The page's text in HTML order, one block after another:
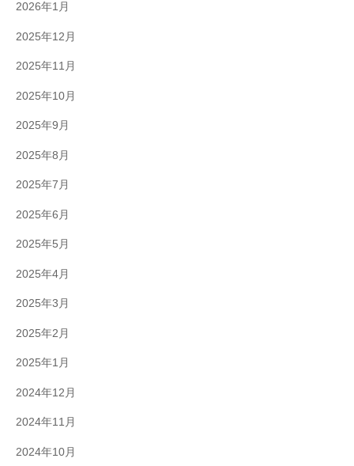
2026年1月
2025年12月
2025年11月
2025年10月
2025年9月
2025年8月
2025年7月
2025年6月
2025年5月
2025年4月
2025年3月
2025年2月
2025年1月
2024年12月
2024年11月
2024年10月